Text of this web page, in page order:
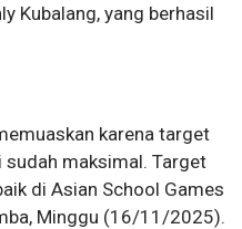
Kubalang, yang berhasil
karena target
sudah maksimal. Target
di Asian School Games
Minggu (16/11/2025).